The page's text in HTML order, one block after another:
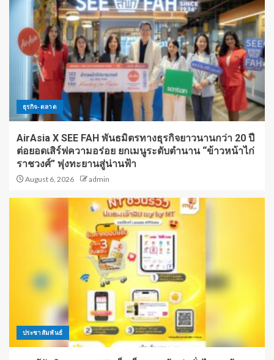
ธุรกิจ-ตลาด
AirAsia X SEE FAH พันธมิตรทางธุรกิจยาวนานกว่า 20 ปี
ต่อยอดเสิร์ฟความอร่อย ยกเมนูระดับตำนาน “ข้าวหน้าไก่
ราชวงศ์” พุ่งทะยานสู่น่านฟ้า
August 6, 2026 admin
ประชาสัมพันธ์